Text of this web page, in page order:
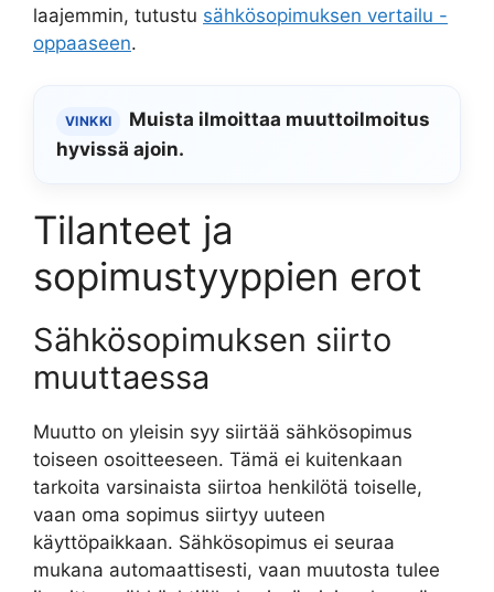
laajemmin, tutustu sähkösopimuksen vertailu -
oppaaseen.
VINKKI
Muista ilmoittaa muuttoilmoitus
hyvissä ajoin.
Tilanteet ja
sopimustyyppien erot
Sähkösopimuksen siirto
muuttaessa
Muutto on yleisin syy siirtää sähkösopimus
toiseen osoitteeseen. Tämä ei kuitenkaan
tarkoita varsinaista siirtoa henkilötä toiselle,
vaan oma sopimus siirtyy uuteen
käyttöpaikkaan. Sähkösopimus ei seuraa
mukana automaattisesti, vaan muutosta tulee